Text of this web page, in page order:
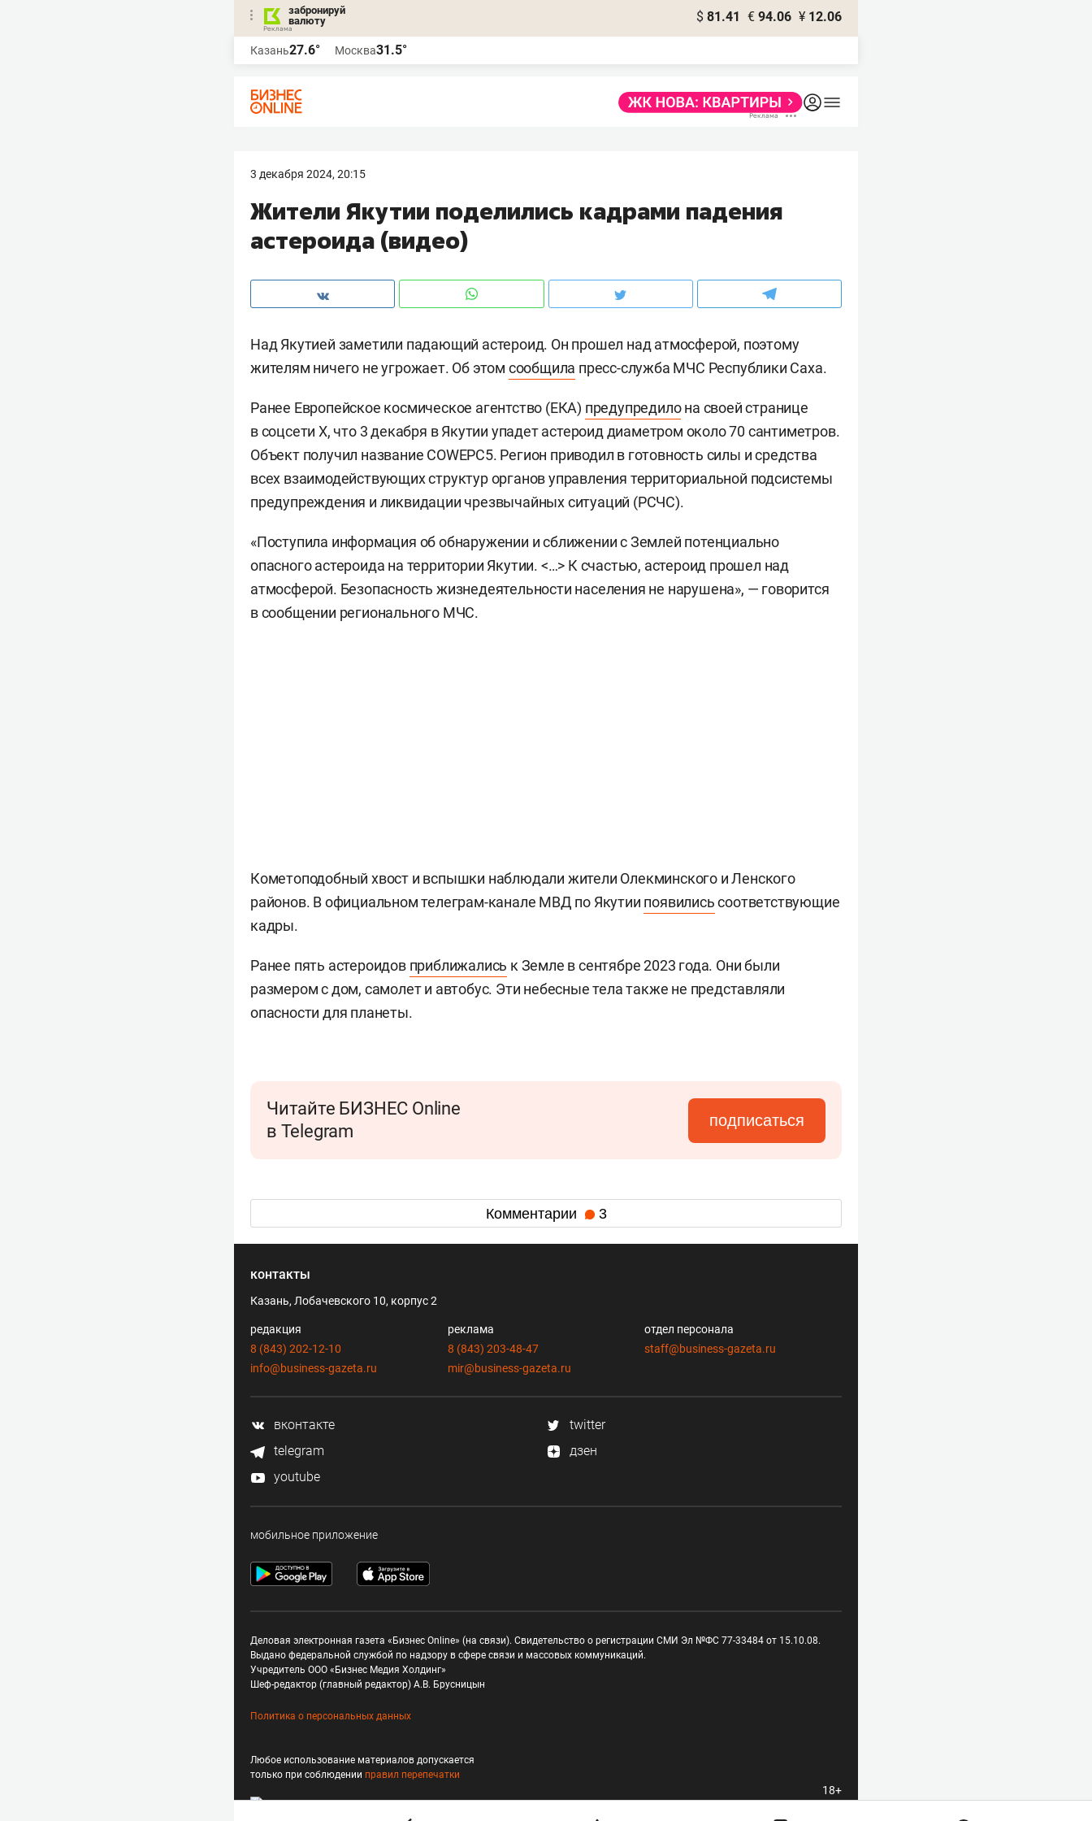
забронируй
валюту
$ 81.41 € 94.06 ¥ 12.06
Казань27.6° Москва31.5°
3 декабря 2024, 20:15
Жители Якутии поделились кадрами падения
астероида (видео)
Над Якутией заметили падающий астероид. Он прошел над атмосферой, поэтому
жителям ничего не угрожает. Об этом сообщила пресс-служба МЧС Республики Саха.
Ранее Европейское космическое агентство (ЕКА) предупредилона своей странице
в соцсети Х, что 3 декабря в Якутии упадет астероид диаметром около 70 сантиметров.
Объект получил название COWEPC5. Регион приводил в готовность силы и средства
всех взаимодействующих структур органов управления территориальной подсистемы
предупреждения и ликвидации чрезвычайных ситуаций (РСЧС).
«Поступила информация об обнаружении и сближении с Землей потенциально
опасного астероида на территории Якутии. <…> К счастью, астероид прошел над
атмосферой. Безопасность жизнедеятельности населения не нарушена», — говорится
в сообщении регионального МЧС.
Кометоподобный хвост и вспышки наблюдали жители Олекминского и Ленского
районов. В официальном телеграм-канале МВД по Якутии появилисьсоответствующие
кадры.
Ранее пять астероидов приближались к Земле в сентябре 2023 года. Они были
размером с дом, самолет и автобус. Эти небесные тела также не представляли
опасности для планеты.
Читайте БИЗНЕС Online
в Telegram
подписаться
Комментарии 3
контакты
Казань, Лобачевского 10, корпус 2
редакция
8 (843) 202-12-10
info@business-gazeta.ru
реклама
8 (843) 203-48-47
mir@business-gazeta.ru
отдел персонала
staff@business-gazeta.ru
вконтакте
twitter
telegram
дзен
youtube
мобильное приложение
Деловая электронная газета «Бизнес Online» (на связи). Свидетельство о регистрации СМИ Эл №ФС 77-33484 от 15.10.08.
Выдано федеральной службой по надзору в сфере связи и массовых коммуникаций.
Учредитель ООО «Бизнес Медия Холдинг»
Шеф-редактор (главный редактор) А.В. Брусницын
Политика о персональных данных
Любое использование материалов допускается
только при соблюдении правил перепечатки
18+